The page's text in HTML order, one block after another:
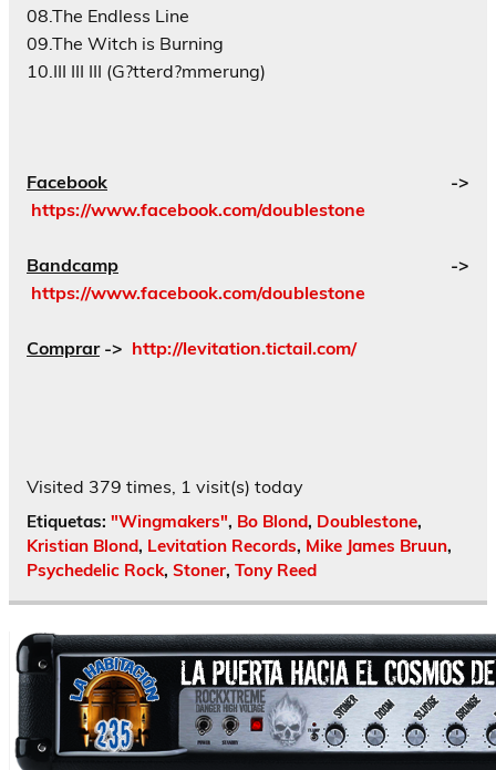
08.The Endless Line
09.The Witch is Burning
10.III III III (G?tterd?mmerung)
Facebook ->
https://www.facebook.com/doublestone
Bandcamp ->
https://www.facebook.com/doublestone
Comprar-> http://levitation.tictail.com/
Visited 379 times, 1 visit(s) today
Etiquetas: "Wingmakers", Bo Blond, Doublestone,
Kristian Blond, Levitation Records, Mike James Bruun,
Psychedelic Rock, Stoner, Tony Reed